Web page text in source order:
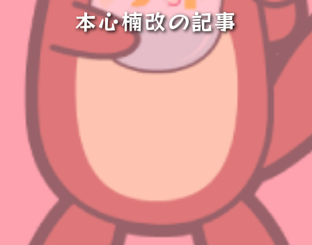
本心楠改の記事